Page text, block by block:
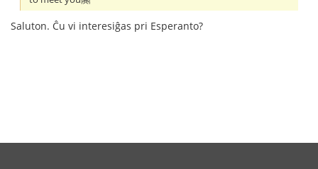
Saluton. Ĉu vi interesiĝas pri Esperanto?